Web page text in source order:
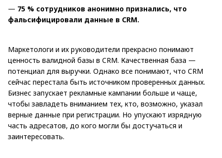
— 75 % сотрудников анонимно признались, что
фальсифицировали данные в CRM.
Маркетологи и их руководители прекрасно понимают
ценность валидной базы в CRM. Качественная база —
потенциал для выручки. Однако все понимают, что CRM
сейчас перестала быть источником проверенных данных.
Бизнес запускает рекламные кампании больше и чаще,
чтобы завладеть вниманием тех, кто, возможно, указал
верные данные при регистрации. Но упускают изрядную
часть адресатов, до кого могли бы достучаться и
заинтересовать.